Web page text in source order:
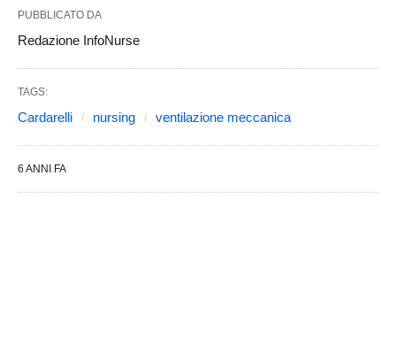
PUBBLICATO DA
Redazione InfoNurse
TAGS:
Cardarelli nursing ventilazione meccanica
6 ANNI FA